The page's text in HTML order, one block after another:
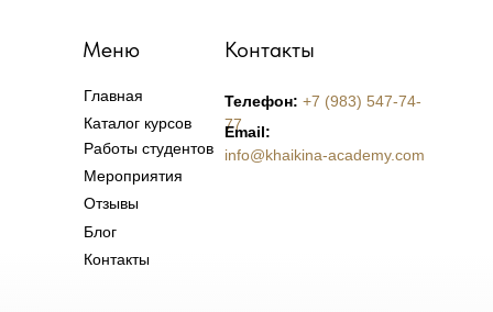
Телефон: +7 (983) 547-74-
77
Email:
info@khaikina-academy.com
Контакты
Меню
Главная
Каталог курсов
Отзывы
Мероприятия
Работы студентов
Блог
Контакты